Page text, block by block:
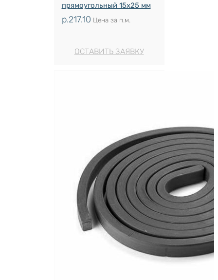
прямоугольный 15х25 мм
р.217.10 Цена за п.м.
ОСТАВИТЬ ЗАЯВКУ